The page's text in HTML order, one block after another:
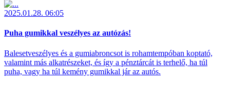
2025.01.28. 06:05
Puha gumikkal veszélyes az autózás!
Balesetveszélyes és a gumiabroncsot is rohamtempóban koptató,
valamint más alkatrészeket, és így a pénztárcát is terhelő, ha túl
puha, vagy ha túl kemény gumikkal jár az autós.